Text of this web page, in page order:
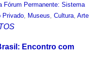
Fórum Permanente: Sistema
Privado, Museus Cultura, Arte
Encontro com